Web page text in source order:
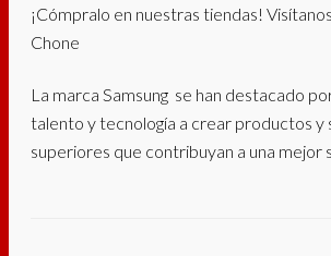
¡Cómpralo en nuestras tiendas!
Chone
La marca Samsung se han destacado
talento y tecnología a crear productos y
superiores que contribuyan a una mejor